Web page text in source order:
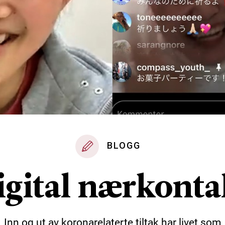
BLOGG
Inn og ut av koronarelaterte tiltak har livet som